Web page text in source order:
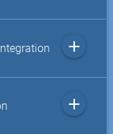
add
add